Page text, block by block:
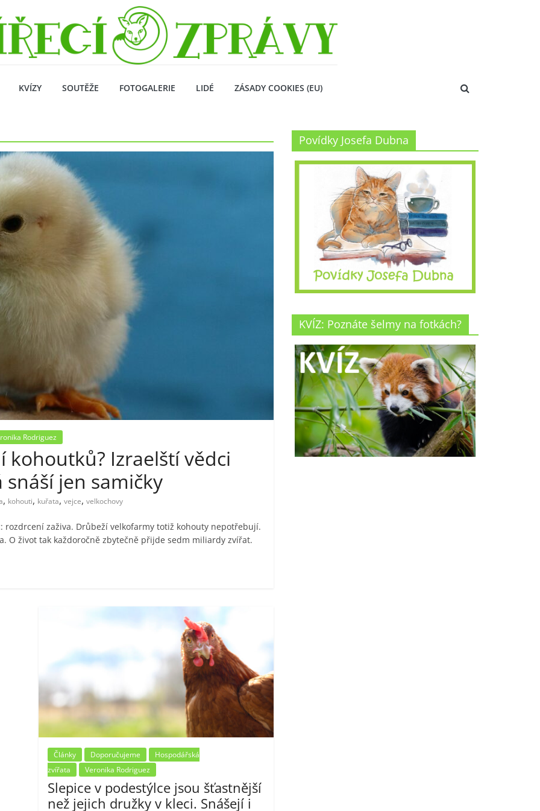
KVÍZY SOUTĚŽE FOTOGALERIE LIDÉ ZÁSADY COOKIES (EU)
Rodriguez
kohoutků? Izraelští vědci
jen samičky
, kohouti, kuřata, vejce, velkochovy
rozdrcení zaživa. Drůbeží velkofarmy totiž kohouty nepotřebují.
O život tak každoročně zbytečně přijde sedm miliardy zvířat.
Články Doporučujeme
Hospodářská
zvířata
Veronika Rodriguez
Slepice v podestýlce jsou šťastnější
než jejich družky v kleci. Snášejí i
Povídky Josefa Dubna
KVÍZ: Poznáte šelmy na fotkách?